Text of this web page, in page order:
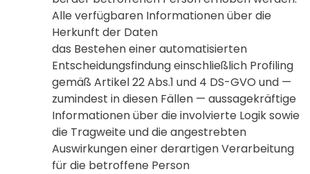
Alle verfügbaren Informationen über die
Herkunft der Daten
das Bestehen einer automatisierten
Entscheidungsfindung einschließlich Profiling
gemäß Artikel 22 Abs.1 und 4 DS-GVO und —
zumindest in diesen Fällen — aussagekräftige
Informationen über die involvierte Logik sowie
die Tragweite und die angestrebten
Auswirkungen einer derartigen Verarbeitung
für die betroffene Person